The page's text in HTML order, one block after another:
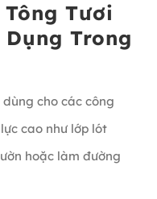
Tươi
Dụng Trong
dùng cho các công
cao như lớp lót
hoặc làm đường